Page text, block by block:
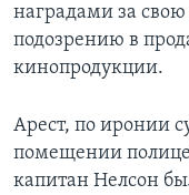
наградами за свою
подозрению в
кинопродукции.
Арест, по иронии
помещении
капитан Нелсон